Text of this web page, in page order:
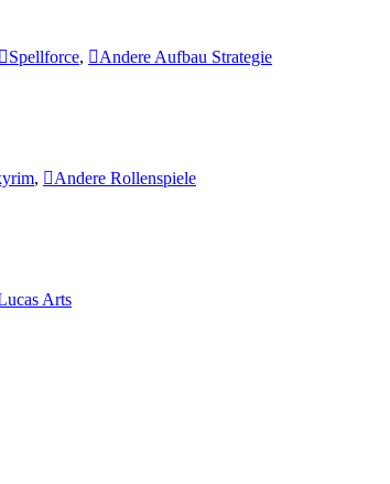
Spellforce,
Andere Aufbau Strategie
,
Andere Rollenspiele
Arts